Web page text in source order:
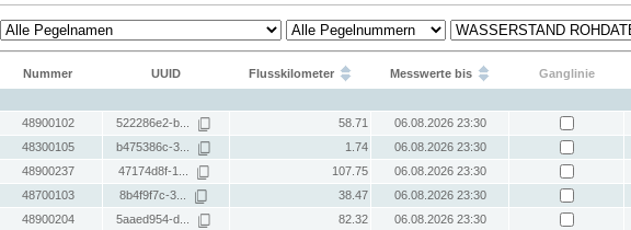
Nummer UUID Flusskilometer Messwerte bis Ganglinie
48900102 522286e2-b... 58.71
06.08.2026 23:30
48300105 b475386c-3... 1.74
06.08.2026 23:30
48900237 47174d8f-1... 107.75
06.08.2026 23:30
48700103 8b4f9f7c-3... 38.47
06.08.2026 23:30
48900204 5aaed954-d... 82.32
06.08.2026 23:30